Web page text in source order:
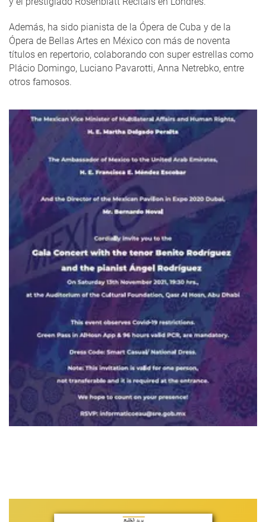
Además, ha sido pianista de la Ópera de Cuba y de la
Ópera de Bellas Artes en México con más de noventa
títulos en repertorio, colaborando con super estrellas como
Plácio Domingo, Luciano Pavarotti, Anna Netrebko, entre
otros famosos.